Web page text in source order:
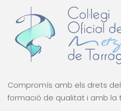
Compromís amb els drets
formació de qualitat i amb la